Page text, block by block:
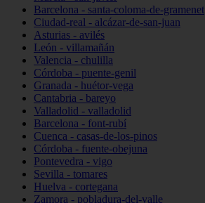
Barcelona - santa-coloma-de-gramenet
Ciudad-real - alcázar-de-san-juan
Asturias - avilés
León - villamañán
Valencia - chulilla
Córdoba - puente-genil
Granada - huétor-vega
Cantabria - bareyo
Valladolid - valladolid
Barcelona - font-rubí
Cuenca - casas-de-los-pinos
Córdoba - fuente-obejuna
Pontevedra - vigo
Sevilla - tomares
Huelva - cortegana
Zamora - pobladura-del-valle